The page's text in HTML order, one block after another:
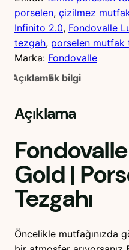
porselen, çizilmez
Infinito 2.0, Fondovalle
tezgah, porselen mutfak
Marka: Fondovalle
AçıklamaEk bilgi
Açıklama
Gold|
Tezgahı
Öncelikle mutfağınızda